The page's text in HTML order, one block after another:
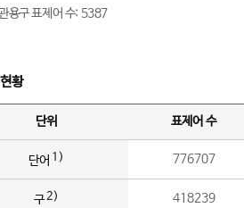
용구 표제어 수: 5387
황
단위 표제어 수
단어 1) 776707
구2) 418239